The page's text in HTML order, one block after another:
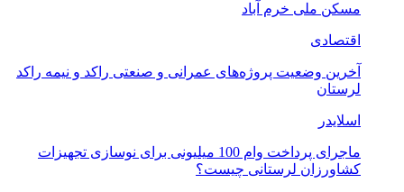
مسکن ملی خرم آباد
اقتصادی
آخرین وضعیت پروژه‌های عمرانی و صنعتی راکد و نیمه راکد
لرستان
اسلایدر
ماجرای پرداخت وام 100 میلیونی برای نوسازی تجهیزات
کشاورزان لرستانی چیست؟